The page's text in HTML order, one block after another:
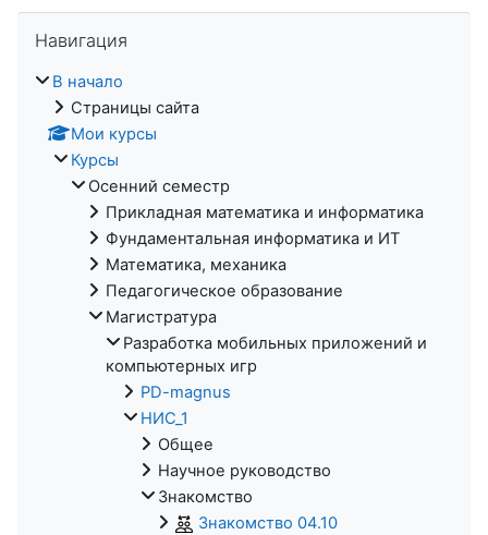
Навигация
В начало
Страницы сайта
Мои курсы
Курсы
Осенний семестр
Прикладная математика и информатика
Фундаментальная информатика и ИТ
Математика, механика
Педагогическое образование
Магистратура
Разработка мобильных приложений и
компьютерных игр
PD-magnus
НИС_1
Общее
Научное руководство
Знакомство
Знакомство 04.10